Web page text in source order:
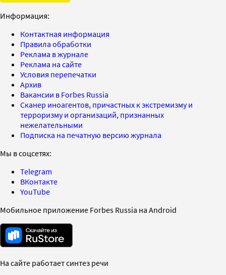
Информация:
Контактная информация
Правила обработки
Реклама в журнале
Реклама на сайте
Условия перепечатки
Архив
Вакансии в Forbes Russia
Сканер иноагентов, причастных к экстремизму и
терроризму и организаций, признанных
нежелательными
Подписка на печатную версию журнала
Мы в соцсетях:
Telegram
ВКонтакте
YouTube
Мобильное приложение Forbes Russia на Android
На сайте работает синтез речи